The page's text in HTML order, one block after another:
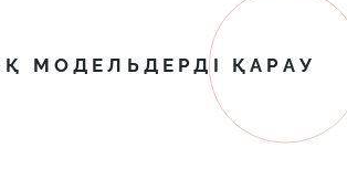
МОДЕЛЬДЕРДІ ҚАРАУ